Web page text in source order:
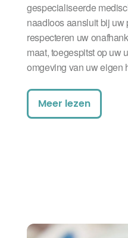
gespecialiseerde
naadloos aansluit bij
respecteren uw
maat, toegespitst op uw
omgeving van uw eigen
Meer lezen